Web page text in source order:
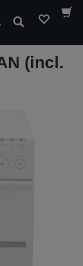
Cerca
(incl.